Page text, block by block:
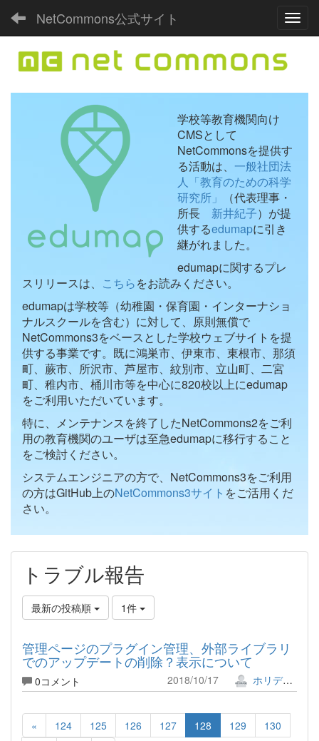
NetCommons公式サイト
学校等教育機関向け
CMSとして
NetCommonsを提供す
る活動は、 一般社団法
人「教育のための科学
研究所」
（代表理事・
所長 新井紀子）が提
供するedumapに引き
継がれました。
edumapに関するプレ
スリリースは、 こちらをお読みください。
edumapは学校等（幼稚園・保育園・インターナショ
ナルスクールを含む）に対して、原則無償で
NetCommons3をベースとした学校ウェブサイトを提
供する事業です。既に鴻巣市、伊東市、東根市、那須
町、蕨市、所沢市、芦屋市、紋別市、立山町、二宮
町、稚内市、桶川市等を中心に820校以上にedumap
をご利用いただいています。
特に、メンテナンスを終了したNetCommons2をご利
用の教育機関のユーザは至急edumapに移行すること
をご検討ください。
システムエンジニアの方で、NetCommons3をご利用
の方はGitHub上のNetCommons3サイト をご活用くだ
さい。
トラブル報告
最新の投稿順 1件
管理ページのプラグイン管理、外部ライブラリ
でのアップデートの削除？表示について
0コメント 2018/10/17 ホリデー!!
« 124 125 126 127 128 129
130